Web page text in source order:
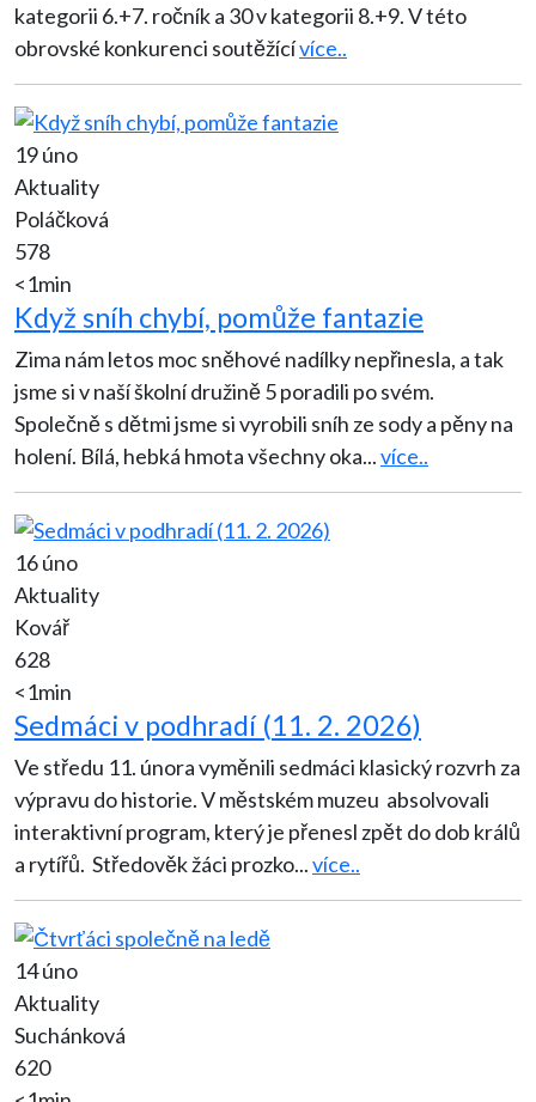
kategorii 6.+7. ročník a 30 v kategorii 8.+9. V této
obrovské konkurenci soutěžícívíce..
19 úno
Aktuality
Poláčková
578
<1min
Když sníh chybí, pomůže fantazie
Zima nám letos moc sněhové nadílky nepřinesla, a tak
jsme si v naší školní družině 5 poradili po svém.
Společně s dětmi jsme si vyrobili sníh ze sody a pěny na
holení. Bílá, hebká hmota všechny oka...více..
16 úno
Aktuality
Kovář
628
<1min
Sedmáci v podhradí (11. 2. 2026)
Ve středu 11. února vyměnili sedmáci klasický rozvrh za
výpravu do historie. V městském muzeu absolvovali
interaktivní program, který je přenesl zpět do dob králů
a rytířů. Středověk žáci prozko...více..
14 úno
Aktuality
Suchánková
620